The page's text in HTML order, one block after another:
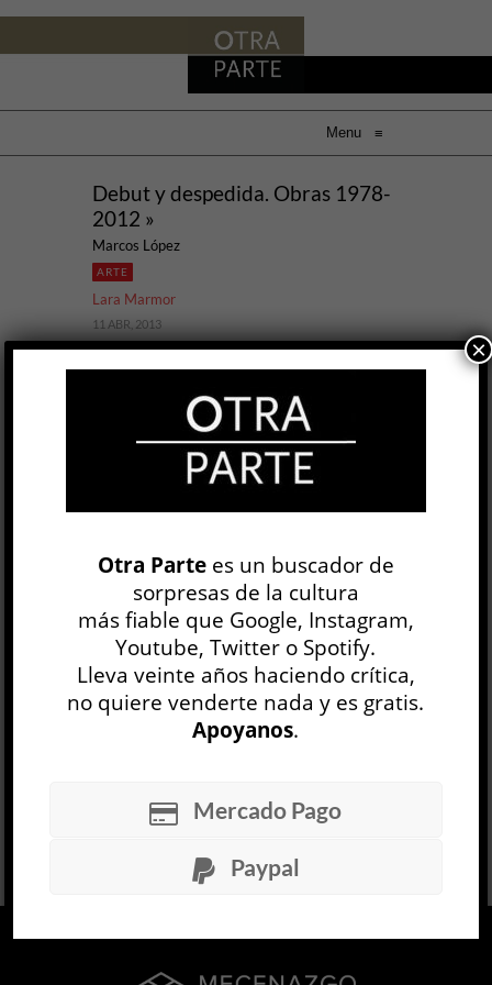
Menu ≡
Debut y despedida. Obras 1978-
2012 »
Marcos López
ARTE
Lara Marmor
11 ABR, 2013
explicar la argentinidad, su trabajo y, claro, para
servir la mesa, la textura de un mantel de hule,
imagen táctil y visual que Leonardo Favio usó
alguna vez para definir la patria.
montaje teatral de sus fotografías, esta
exhibición nos sorprende porque no mues...
LEER MÁS
Otra Partees un buscador de
sorpresas de la cultura
más fiable que Google, Instagram,
Youtube, Twitter o Spotify.
Lleva veinte años haciendo crítica,
no quiere venderte nada y es gratis.
Apoyanos.
Mercado Pago
Paypal
×